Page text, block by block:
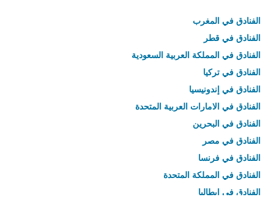
الفنادق في المغرب
الفنادق في قطر
الفنادق في المملكة العربية السعودية
الفنادق في تركيا
الفنادق في إندونيسيا
الفنادق في الامارات العربية المتحدة
الفنادق في البحرين
الفنادق في مصر
الفنادق في فرنسا
الفنادق في المملكة المتحدة
الفنادق في إيطاليا